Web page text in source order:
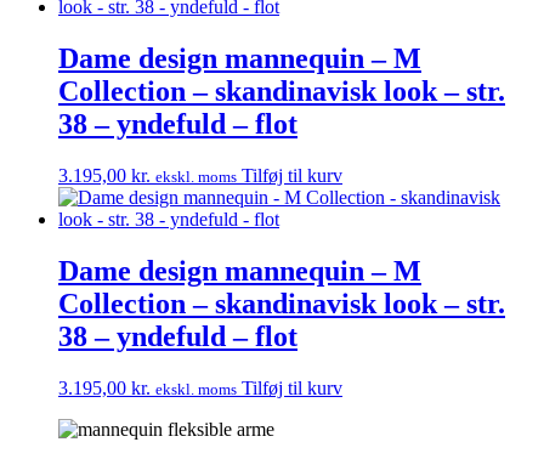
Dame design mannequin – M
Collection – skandinavisk look – str.
38 – yndefuld – flot
3.195,00 kr. ekskl. moms Tilføj til kurv
Dame design mannequin – M
Collection – skandinavisk look – str.
38 – yndefuld – flot
3.195,00 kr. ekskl. moms Tilføj til kurv